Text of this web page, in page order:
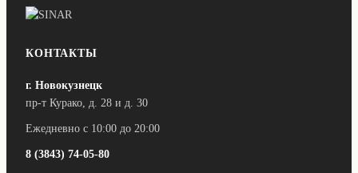
КОНТАКТЫ
г. Новокузнецк
пр-т Курако, д. 28 и д. 30
Ежедневно с 10:00 до 20:00
8 (3843) 74-05-80